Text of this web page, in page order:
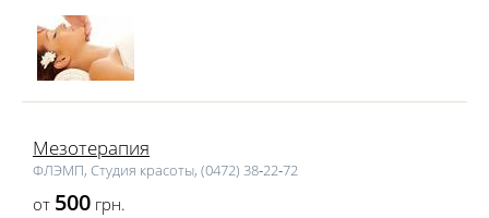
Мезотерапия
ФЛЭМП, Студия красоты, (0472) 38‑22‑72
от 500 грн.